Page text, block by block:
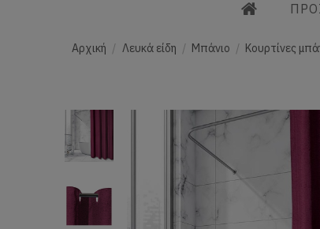
Αρχική Λευκά είδη Μπάνιο Κουρτίνες